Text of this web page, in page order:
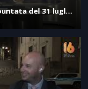
del 31 luglio